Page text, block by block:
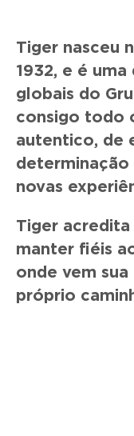
Tiger nasceu
1932, e é uma
globais do
consigo todo
autentico, de
determinação
novas
Tiger
manter fiéis
onde vem sua
próprio